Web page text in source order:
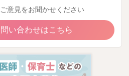
意見をお聞かせください
い合わせはこちら